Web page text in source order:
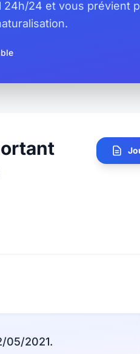
24h/24 et vous prévient
05/2021.